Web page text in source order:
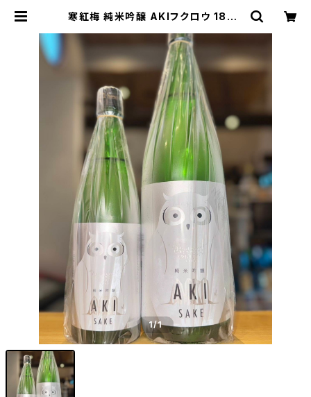
寒紅梅 純米吟醸 AKIフクロウ 1800
中山町） | 【BASE公式】福原酒店｜
創業1928年・広島の日本酒・限定酒
を全国通販
1/1